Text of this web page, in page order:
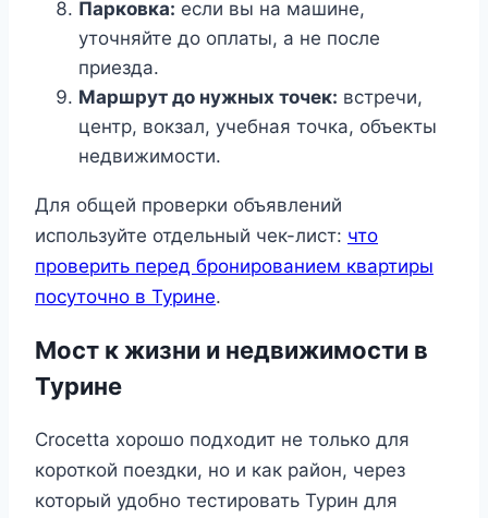
Парковка: если вы на машине,
уточняйте до оплаты, а не после
приезда.
Маршрут до нужных точек: встречи,
центр, вокзал, учебная точка, объекты
недвижимости.
Для общей проверки объявлений
используйте отдельный чек-лист: что
проверить перед бронированием квартиры
посуточно в Турине.
Мост к жизни и недвижимости в
Турине
Crocetta хорошо подходит не только для
короткой поездки, но и как район, через
который удобно тестировать Турин для